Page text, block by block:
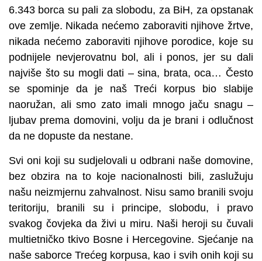
6.343 borca su pali za slobodu, za BiH, za opstanak
ove zemlje. Nikada nećemo zaboraviti njihove žrtve,
nikada nećemo zaboraviti njihove porodice, koje su
podnijele nevjerovatnu bol, ali i ponos, jer su dali
najviše što su mogli dati – sina, brata, oca… Često
se spominje da je naš Treći korpus bio slabije
naoružan, ali smo zato imali mnogo jaču snagu –
ljubav prema domovini, volju da je brani i odlučnost
da ne dopuste da nestane.
Svi oni koji su sudjelovali u odbrani naše domovine,
bez obzira na to koje nacionalnosti bili, zaslužuju
našu neizmjernu zahvalnost. Nisu samo branili svoju
teritoriju, branili su i principe, slobodu, i pravo
svakog čovjeka da živi u miru. Naši heroji su čuvali
multietničko tkivo Bosne i Hercegovine. Sjećanje na
naše saborce Trećeg korpusa, kao i svih onih koji su